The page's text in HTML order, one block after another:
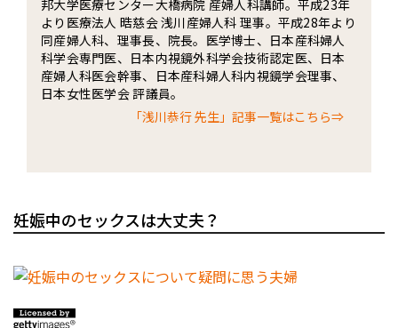
邦大学医療センター大橋病院 産婦人科講師。平成23年
より医療法人 晧慈会 浅川産婦人科 理事。平成28年より
同産婦人科、理事長、院長。医学博士、日本産科婦人
科学会専門医、日本内視鏡外科学会技術認定医、日本
産婦人科医会幹事、日本産科婦人科内視鏡学会理事、
日本女性医学会 評議員。
「浅川恭行 先生」記事一覧はこちら⇒
妊娠中のセックスは大丈夫？